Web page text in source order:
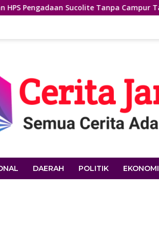
Tanpa Campur Tangan Penyedia
DAERAH POLITIK EKONOMI